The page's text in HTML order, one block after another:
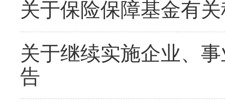
关于保险保障基金有
关于继续实施企业、
告